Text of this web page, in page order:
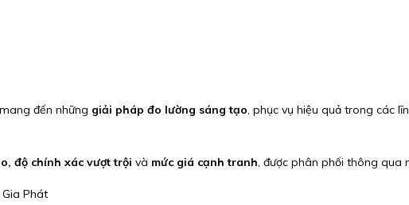
đến những giải pháp đo lường sáng tạo, phục vụ hiệu quả trong các
độ chính xác vượt trội và mức giá cạnh tranh, được phân phối thông qua
Phát